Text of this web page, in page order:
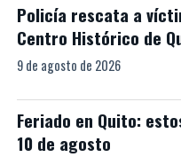
Policía rescata a
Centro Histórico de
9 de agosto de 2026
Feriado en Quito:
10 de agosto